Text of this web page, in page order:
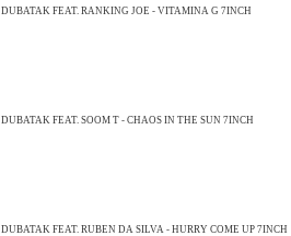
DUBATAK FEAT. RANKING JOE - VITAMINA G 7INCH
DUBATAK FEAT. SOOM T - CHAOS IN THE SUN 7INCH
DUBATAK FEAT. RUBEN DA SILVA - HURRY COME UP 7INCH